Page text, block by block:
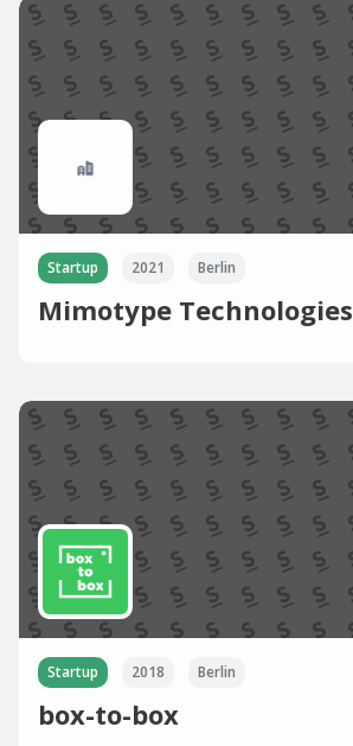
Startup 2021 Berlin
Mimotype Technologies
Startup 2018 Berlin
box-to-box